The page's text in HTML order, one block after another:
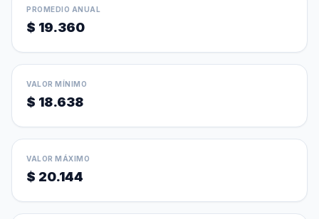
PROMEDIO ANUAL
$ 19.360
VALOR MÍNIMO
$ 18.638
VALOR MÁXIMO
$ 20.144